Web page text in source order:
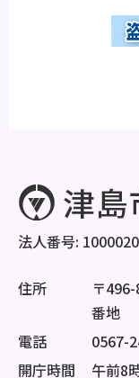
法人番号:
住所
〒
番地
電話
0567-
開庁時間
午前8